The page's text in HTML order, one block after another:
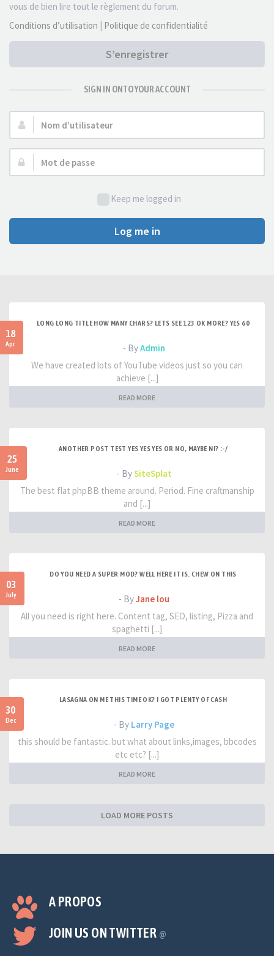
vous de bien lire tout le règlement du forum.
Conditions d’utilisation | Politique de confidentialité
S’enregistrer
SIGN IN ONTO YOUR ACCOUNT
Nom
d’utilisateur :
Mot
de
Keep me logged in
Log me in
18
Apr
LONG LONG TITLE HOW MANY CHARS? LETS SEE 123 OK MORE? YES 60
- ByAdmin
We have created lots of YouTube videos just so you can
achieve [...]
READ MORE
25
June
ANOTHER POST TEST YES YES YES OR NO, MAYBE NI? :-/
- BySiteSplat
The best flat phpBB theme around. Period. Fine craftmanship
and [...]
READ MORE
03
July
DO YOU NEED A SUPER MOD? WELL HERE IT IS. CHEW ON THIS
- ByJane lou
All you need is right here. Content tag, SEO, listing, Pizza and
spaghetti [...]
READ MORE
30
Dec
LASAGNA ON ME THIS TIME OK? I GOT PLENTY OF CASH
- By Larry Page
this should be fantastic. but what about links,images, bbcodes
etc etc? [...]
READ MORE
LOAD MORE POSTS
A PROPOS
JOIN US ON TWITTER @